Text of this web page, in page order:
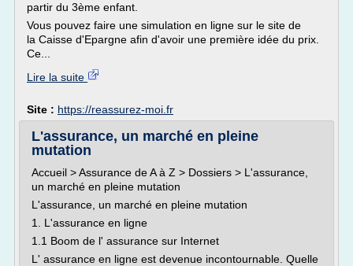
partir du 3ème enfant.
Vous pouvez faire une simulation en ligne sur le site de
la Caisse d'Epargne afin d'avoir une première idée du prix.
Ce...
Lire la suite
Site : https://reassurez-moi.fr
L'assurance, un marché en pleine
mutation
Accueil > Assurance de A à Z > Dossiers > L'assurance,
un marché en pleine mutation
L'assurance, un marché en pleine mutation
1. L'assurance en ligne
1.1 Boom de l' assurance sur Internet
L' assurance en ligne est devenue incontournable. Quelle